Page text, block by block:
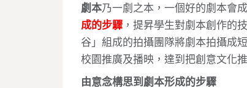
劇本乃一劇之本，一個好的劇本會
成的步驟 ，提昇學生對劇本創作的
谷」組成的拍攝團隊將劇本拍攝成
校園推廣及播映，達到把創意文化
由意念構思到劇本形成的步驟